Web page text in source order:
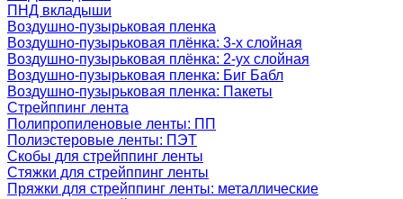
ПНД вкладыши
Воздушно-пузырьковая пленка
Воздушно-пузырьковая плёнка: 3-х слойная
Воздушно-пузырьковая плёнка: 2-ух слойная
Воздушно-пузырьковая пленка: Биг Бабл
Воздушно-пузырьковая пленка: Пакеты
Стрейппинг лента
Полипропиленовые ленты: ПП
Полиэстеровые ленты: ПЭТ
Скобы для стрейппинг ленты
Стяжки для стрейппинг ленты
Пряжки для стрейппинг ленты: металлические